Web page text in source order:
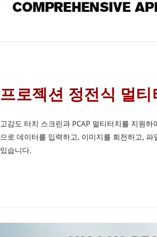
프로젝션 정전식 멀티
고감도 터치 스크린과 PCAP 멀티터치를 지원
으로 데이터를 입력하고, 이미지를 회전하고,
있습니다.